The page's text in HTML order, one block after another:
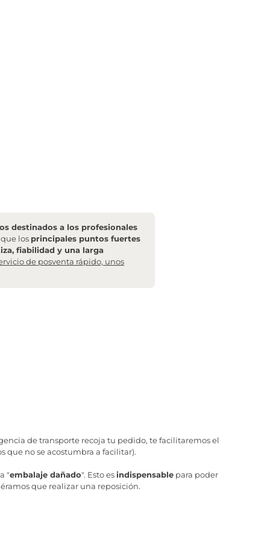
destinados a los profesionales
los principales puntos fuertes
fiabilidad y una larga
de posventa rápido, unos
de transporte recoja tu pedido, te facilitaremos el
que no se acostumbra a facilitar).
"embalaje dañado". Esto esindispensablepara poder
que realizar una reposición.